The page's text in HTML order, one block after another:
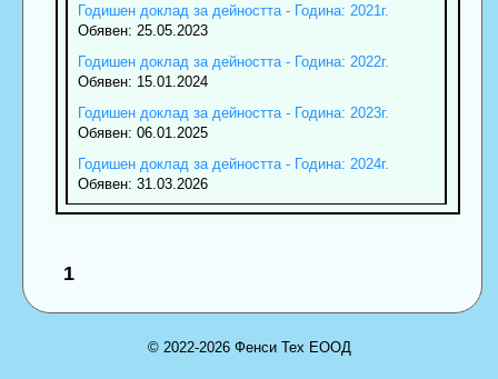
Годишен доклад за дейността - Година: 2021г.
Обявен: 25.05.2023
Годишен доклад за дейността - Година: 2022г.
Обявен: 15.01.2024
Годишен доклад за дейността - Година: 2023г.
Обявен: 06.01.2025
Годишен доклад за дейността - Година: 2024г.
Обявен: 31.03.2026
1
© 2022-2026 Фенси Тех ЕООД